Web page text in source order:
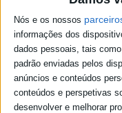
Nós e os nossos
informações dos
dados pessoais, tais
padrão enviadas pelos
anúncios e conteúdos
conteúdos e perspetivas
desenvolver e melhorar